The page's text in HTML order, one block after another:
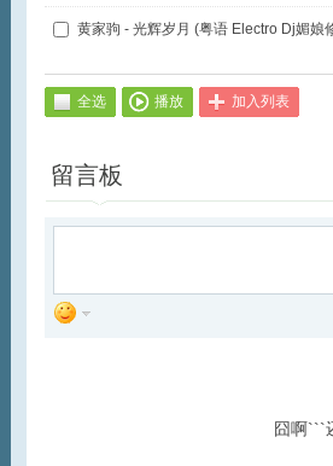
黄家驹 - 光辉岁月 (粤语 Electro Dj媚娘
全选 播放 加入列表
留言板
囧啊```